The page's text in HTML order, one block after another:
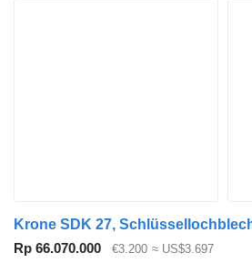
Krone SDK 27,
Rp 66.070.000
€3.200 ≈ US$3.697